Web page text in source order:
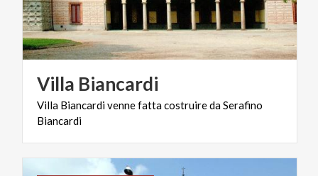
Villa Biancardi
Villa BiancardivennefattacostruiredaSerafino
Biancardi